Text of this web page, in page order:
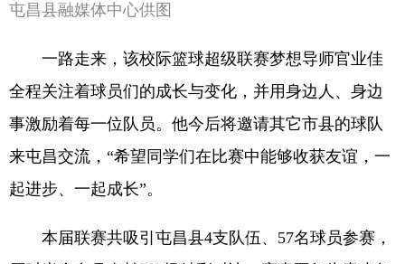
屯昌县融媒体中心供图
一路走来，该校际篮球超级联赛梦想导师官业佳
全程关注着球员们的成长与变化，并用身边人、身边
事激励着每一位队员。他今后将邀请其它市县的球队
来屯昌交流，“希望同学们在比赛中能够收获友谊，一
起进步、一起成长”。
本届联赛共吸引屯昌县4支队伍、57名球员参赛，